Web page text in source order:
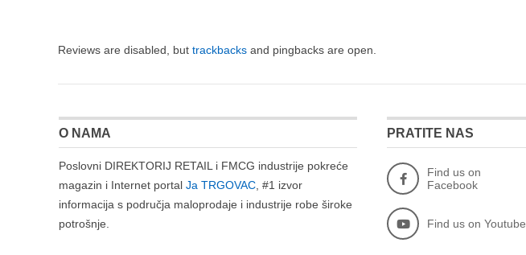
Reviews are disabled, but trackbacks and pingbacks are open.
O NAMA
Poslovni DIREKTORIJ RETAIL i FMCG industrije pokreće
magazin i Internet portalJa TRGOVAC , #1 izvor
informacija s područja maloprodaje i industrije robe široke
potrošnje.
PRATITE NAS
Find us on
Facebook
Find us on Youtube